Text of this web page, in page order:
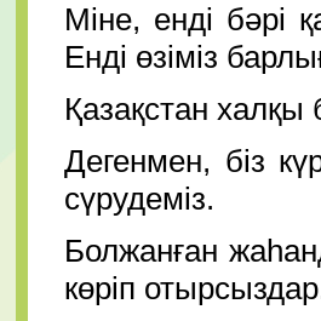
Міне, енді бәрі
Енді өзіміз
Қазақстан халқы
Дегенмен, біз
сүрудеміз.
Болжанған
көріп